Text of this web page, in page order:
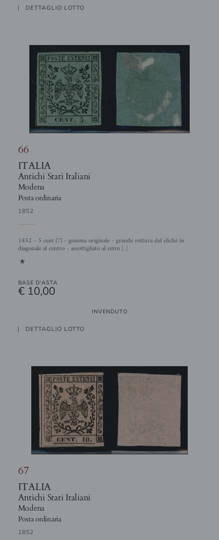
DETTAGLIO LOTTO
66
ITALIA
Antichi Stati Italiani
Modena
Posta ordinaria
1852
1852 - 5 cent (7) - gomma originale - grande rottura del clichè in
diagonale al centro - assottigliato al retro [..]
1
BASE D'ASTA
€ 10,00
INVENDUTO
DETTAGLIO LOTTO
67
ITALIA
Antichi Stati Italiani
Modena
Posta ordinaria
1852